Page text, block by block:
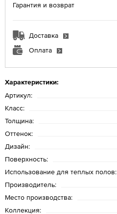
Характеристики:
Артикул:
Класс:
Толщина:
Оттенок:
Дизайн:
Поверхность:
Использование для теплых полов:
Производитель:
Место производства:
Коллекция:
Гарантия и возврат
Доставка
Оплата